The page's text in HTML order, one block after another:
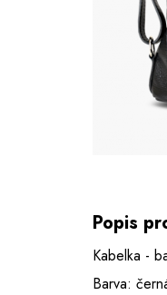
Popis
Kabelka -
Barva: